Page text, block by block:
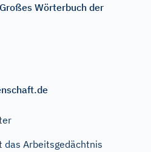
Wörterbuch der
das Arbeitsgedächtnis